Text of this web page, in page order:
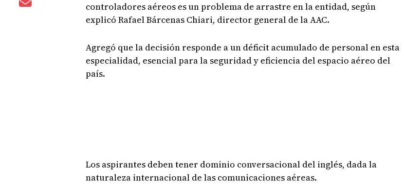
controladores aéreos es un problema de arrastre en la entidad, según
explicó Rafael Bárcenas Chiari, director general de la AAC.
Agregó que la decisión responde a un déficit acumulado de personal en esta
especialidad, esencial para la seguridad y eficiencia del espacio aéreo del
país.
Los aspirantes deben tener dominio conversacional del inglés, dada la
naturaleza internacional de las comunicaciones aéreas.